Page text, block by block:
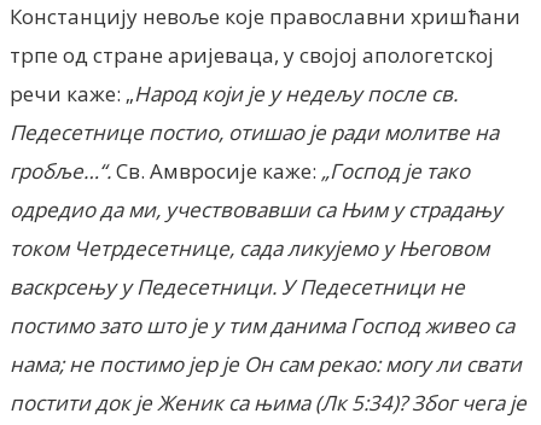
Констанцију невоље које православни хришћани
трпе од стране аријеваца, у својој апологетској
речи каже: „Народ који је у недељу после св.
Педесетнице постио, отишао је ради молитве на
гробље…“.Св. Амвросије каже: „Господ је тако
одредио да ми, учествовавши са Њим у страдању
током Четрдесетнице, сада ликујемо у Његовом
васкрсењу у Педесетници. У Педесетници не
постимо зато што је у тим данима Господ живео са
нама; не постимо јер је Он сам рекао: могу ли свати
постити док је Женик са њима (Лк 5:34)? Због чега је